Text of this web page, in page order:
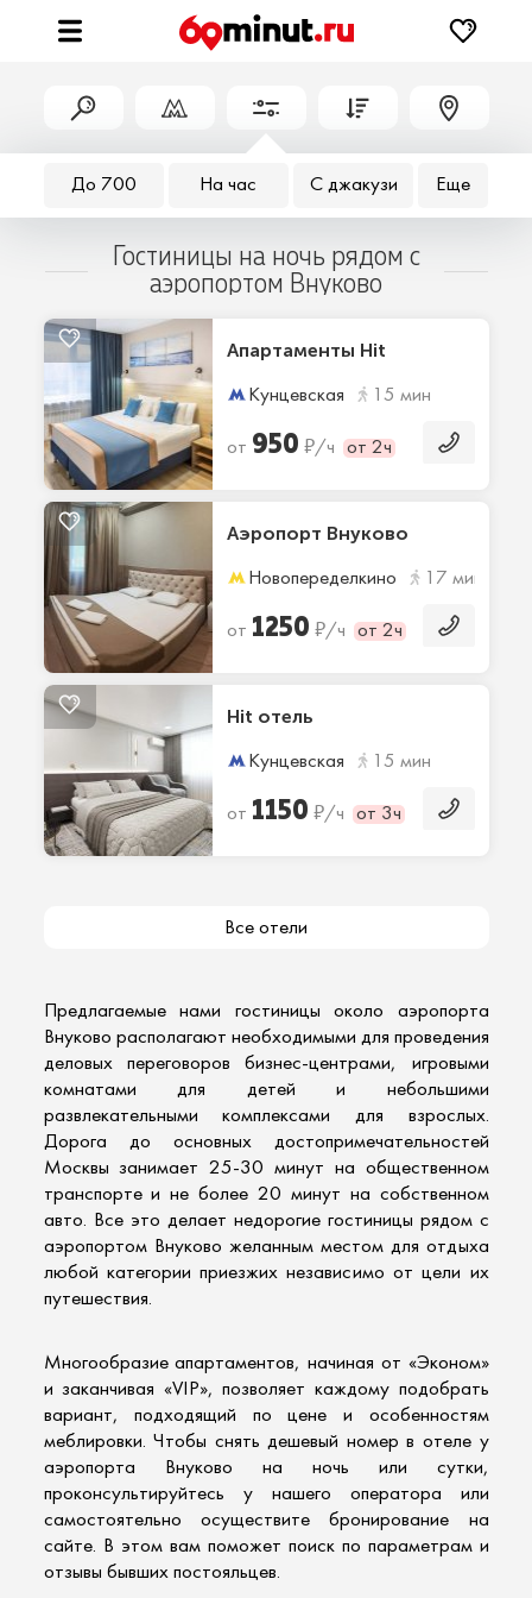
До 700 На час С джакузи Еще
Гостиницы на ночь рядом с
аэропортом Внуково
Апартаменты Hit
Кунцевская 15 мин
от 950 ₽/ч от 2ч
Аэропорт Внуково
Новопеределкино 17 мин
от 1250 ₽/ч от 2ч
Hit отель
Кунцевская 15 мин
от 1150 ₽/ч от 3ч
Все отели
Предлагаемые нами гостиницы около аэропорта
Внуково располагают необходимыми для проведения
деловых переговоров бизнес-центрами, игровыми
комнатами для детей и небольшими
развлекательными комплексами для взрослых.
Дорога до основных достопримечательностей
Москвы занимает 25-30 минут на общественном
транспорте и не более 20 минут на собственном
авто. Все это делает недорогие гостиницы рядом с
аэропортомВнуково желанным местом для отдыха
любой категории приезжих независимо от цели их
путешествия.
Многообразие апартаментов, начиная от «Эконом»
и заканчивая «VIP», позволяет каждому подобрать
вариант, подходящий по цене и особенностям
меблировки. Чтобы снять дешевый номер в отеле у
аэропорта Внуково на ночь или сутки,
проконсультируйтесь у нашего оператора или
самостоятельно осуществите бронирование на
сайте. В этом вам поможет поиск по параметрам и
отзывы бывших постояльцев.